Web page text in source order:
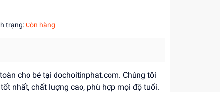
trạng:Còn hàng
cho bé tại dochoitinphat.com. Chúng tôi
nhất, chất lượng cao, phù hợp mọi độ tuổi.